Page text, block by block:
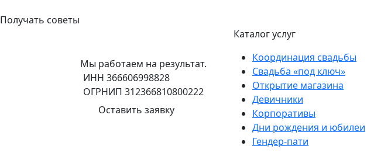
Получать советы
Мы работаем на результат.
ИНН 366606998828
ОГРНИП 312366810800222
Оставить заявку
Каталог услуг
Координация свадьбы
Свадьба «под ключ»
Открытие магазина
Девичники
Корпоративы
Дни рождения и юбилеи
Гендер-пати